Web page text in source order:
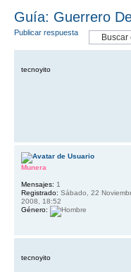
Guía: Guerrero
Publicar respuesta
tecnoyito
Munera
Mensajes: 1
Registrado: Sábado, 22
2008, 18:52
Género:
tecnoyito